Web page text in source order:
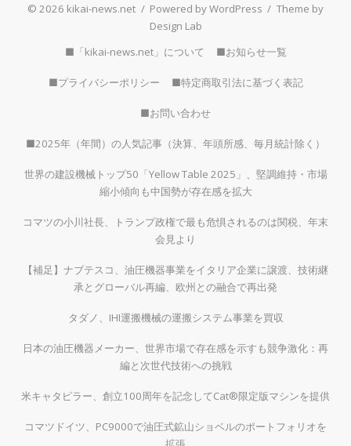
© 2026 kikai-news.net / Powered by WordPress / Theme by
Design Lab
■「kikai-news.net」について
■お知らせ一覧
■プライバシーポリシー ■特定商取引法に基づく表記
■お問い合わせ
■2025年（年間）の人気記事（決算、年頭所感、毎月統計除く）
世界の建設機械トップ50「Yellow Table 2025」、堅調維持・市場
縮小傾向も中国勢が存在感を拡大
コマツの小川社長、トランプ政権で最も危惧されるのは関税、年末
会見より
【補足】ナブテスコ、油圧機器事業をイタリア企業に譲渡、技術継
承とグローバル再編、欧州との融合で再出発
タダノ、IHI運搬機械の運搬システム事業を買収
日本の油圧機器メーカー、世界市場で存在感を示すも競争激化：再
編と次世代技術への挑戦
米キャタピラー、創立100周年を記念してCat®限定版マシンを提供
コマツドイツ、PC9000で油圧式鉱山ショベルのポートフォリオを